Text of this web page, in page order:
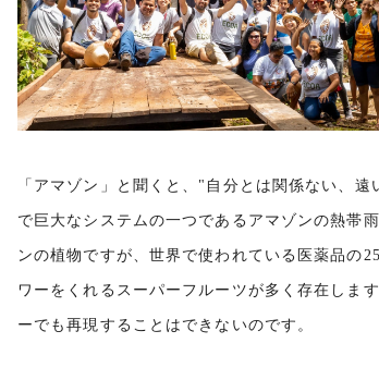
「アマゾン」と聞くと、"自分とは関係ない、
で巨大なシステムの一つであるアマゾンの熱帯
ンの植物ですが、世界で使われている医薬品の
ワーをくれるスーパーフルーツが多く存在しま
ーでも再現することはできないのです。